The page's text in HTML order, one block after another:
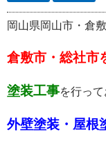
岡山県岡山市・倉
倉敷市・総社市
塗装工事を行っ
外壁塗装・屋根